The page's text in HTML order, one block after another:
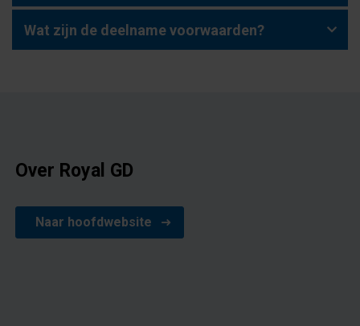
Wat zijn de deelname voorwaarden?
Over Royal GD
Naar hoofdwebsite